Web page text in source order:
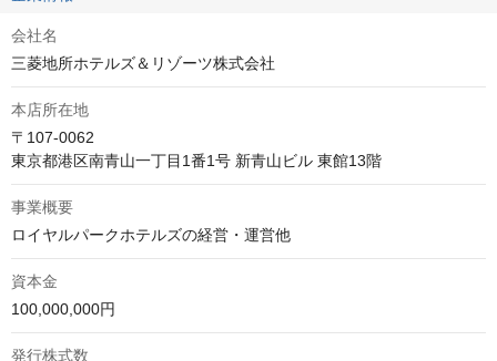
会社名
三菱地所ホテルズ＆リゾーツ株式会社
本店所在地
〒107-0062
東京都港区南青山一丁目1番1号 新青山ビル 東館13階
事業概要
ロイヤルパークホテルズの経営・運営他
資本金
100,000,000円
発行株式数